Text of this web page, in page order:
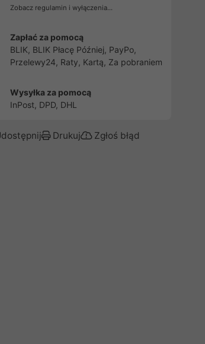
Zobacz regulamin i wyłączenia...
Zapłać za pomocą
BLIK, BLIK Płacę Później, PayPo,
Przelewy24, Raty, Kartą, Za pobraniem
Wysyłka za pomocą
InPost, DPD, DHL
Drukuj Zgłoś błąd